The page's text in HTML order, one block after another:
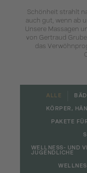
Schönheit strahlt
auch gut, wenn ab
Unsere Massagen
von Gertraud
das
ALLE
KÖRPER,
PAKETE
WELLNESS- UND
JUGENDLICHE